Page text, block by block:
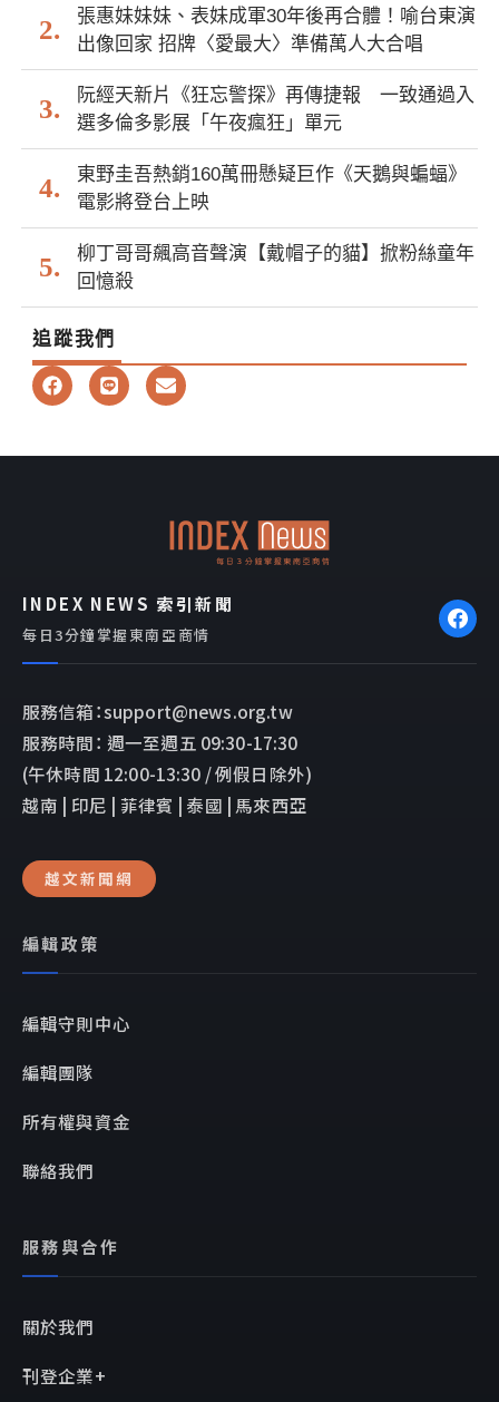
張惠妹妹妹、表妹成軍30年後再合體！喻台東演
出像回家 招牌〈愛最大〉準備萬人大合唱
阮經天新片《狂忘警探》再傳捷報 一致通過入
選多倫多影展「午夜瘋狂」單元
東野圭吾熱銷160萬冊懸疑巨作《天鵝與蝙蝠》
電影將登台上映
柳丁哥哥飆高音聲演【戴帽子的貓】掀粉絲童年
回憶殺
追蹤我們
F
a
b
L
i
E
n
l
INDEX NEWS 索引新聞
每日3分鐘掌握東南亞商情
服務信箱：support@news.org.tw
服務時間： 週一至週五 09:30-17:30
(午休時間 12:00-13:30 / 例假日除外)
越南 | 印尼 | 菲律賓 | 泰國 | 馬來西亞
越文新聞網
編輯政策
編輯守則中心
編輯團隊
所有權與資金
聯絡我們
服務與合作
關於我們
刊登企業+